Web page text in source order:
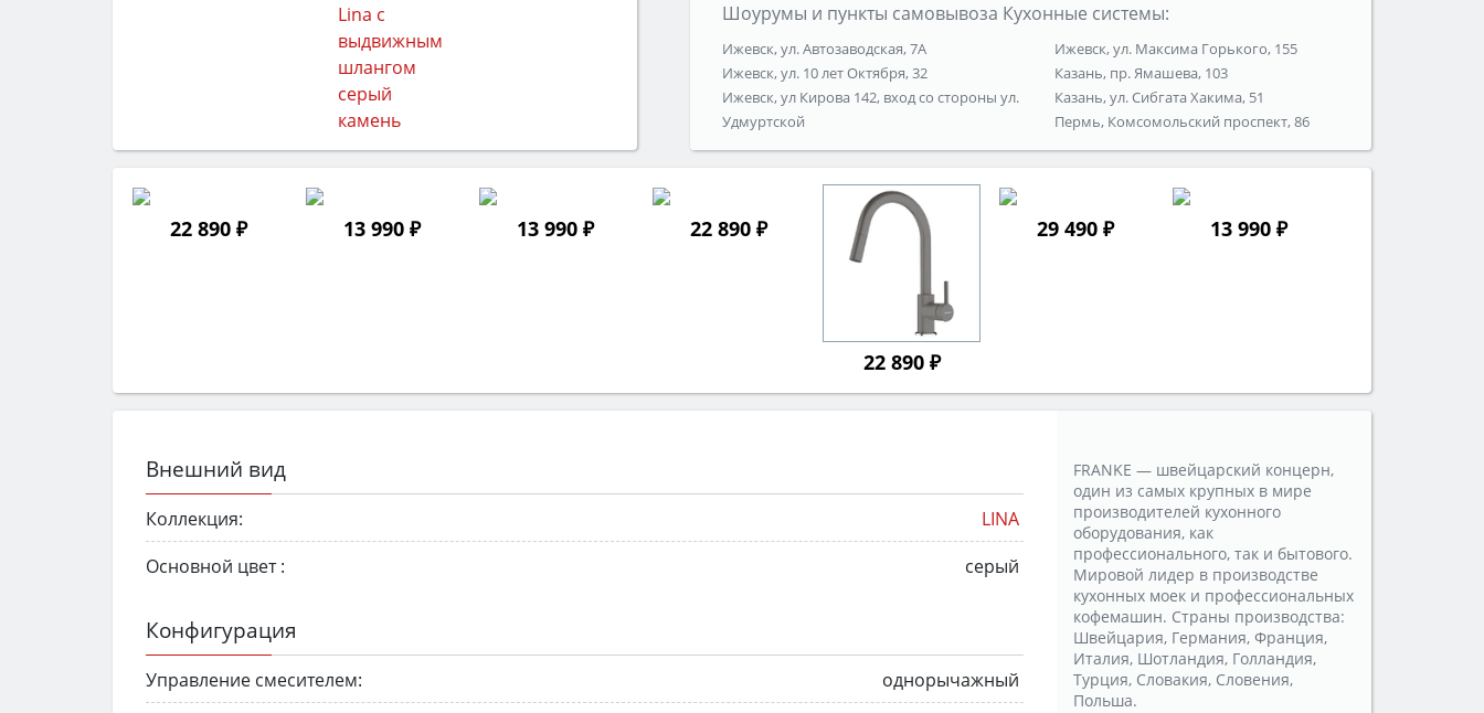
22 890 ₽ 13 990 ₽ 13 990 ₽ 22 890 ₽
22 890 ₽
29 490 ₽ 13 990 ₽
Шоурумы и пункты самовывоза Кухонные системы:
Ижевск, ул. Автозаводская, 7А
Ижевск, ул. 10 лет Октября, 32
Ижевск, ул Кирова 142, вход со стороны ул.
Удмуртской
Ижевск, ул. Максима Горького, 155
Казань, пр. Ямашева, 103
Казань, ул. Сибгата Хакима, 51
Пермь, Комсомольский проспект, 86
Внешний вид
Коллекция:
LINA
Основной цвет :
серый
Конфигурация
Управление смесителем:
однорычажный
FRANKE — швейцарский концерн,
один из самых крупных в мире
производителей кухонного
оборудования, как
профессионального, так и бытового.
Мировой лидер в производстве
кухонных моек и профессиональных
кофемашин. Страны производства:
Швейцария, Германия, Франция,
Италия, Шотландия, Голландия,
Турция, Словакия, Словения,
Польша.